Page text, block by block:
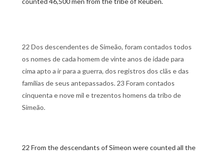
22 Dos descendentes de Simeão, foram contados todos
os nomes de cada homem de vinte anos de idade para
cima apto a ir para a guerra, dos registros dos clãs e das
famílias de seus antepassados. 23 Foram contados
cinquenta e nove mil e trezentos homens da tribo de
Simeão.
22 From the descendants of Simeon were counted all the